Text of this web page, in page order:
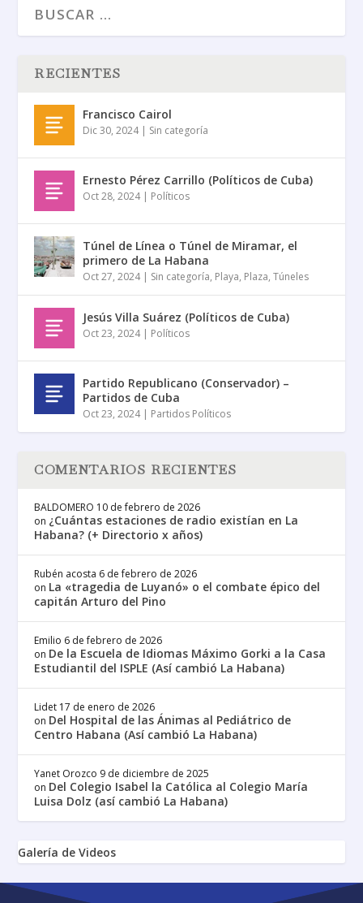
RECIENTES
Francisco Cairol
Dic 30, 2024| Sin categoría
Ernesto Pérez Carrillo (Políticos de Cuba)
Oct 28, 2024| Políticos
Túnel de Línea o Túnel de Miramar, el
primero de La Habana
Oct 27, 2024| Sin categoría, Playa, Plaza,Túneles
Jesús Villa Suárez (Políticos de Cuba)
Oct 23, 2024| Políticos
Partido Republicano (Conservador) –
Partidos de Cuba
Oct 23, 2024| Partidos Políticos
COMENTARIOS RECIENTES
BALDOMERO 10 de febrero de 2026
on ¿Cuántas estaciones de radio existían en La
Habana? (+ Directorio x años)
Rubén acosta 6 de febrero de 2026
on La «tragedia de Luyanó» o el combate épico del
capitán Arturo del Pino
Emilio 6 de febrero de 2026
on De la Escuela de Idiomas Máximo Gorki a la Casa
Estudiantil del ISPLE (Así cambió La Habana)
Lidet 17 de enero de 2026
on Del Hospital de las Ánimas al Pediátrico de
Centro Habana (Así cambió La Habana)
Yanet Orozco 9 de diciembre de 2025
on Del Colegio Isabel la Católica al Colegio María
Luisa Dolz (así cambió La Habana)
Galería de Videos